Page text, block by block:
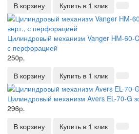
В корзину
Купить в 1 клик
Цилиндровый механизм Vanger HM-60-
с перфорацией
250р.
В корзину
Купить в 1 клик
Цилиндровый механизм Avers EL-70-G
296р.
В корзину
Купить в 1 клик